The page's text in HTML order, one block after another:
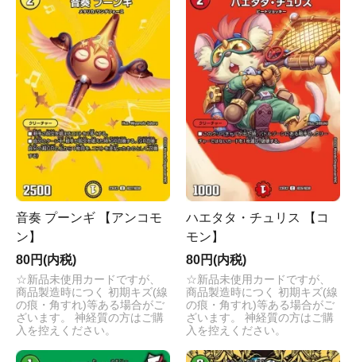
音奏 プーンギ 【アンコモ
ン】
80円(内税)
☆新品未使用カードですが、
商品製造時につく 初期キズ(線
の痕・角すれ)等ある場合がご
ざいます。 神経質の方はご購
入を控えください。
ハエタタ・チュリス 【コ
モン】
80円(内税)
☆新品未使用カードですが、
商品製造時につく 初期キズ(線
の痕・角すれ)等ある場合がご
ざいます。 神経質の方はご購
入を控えください。